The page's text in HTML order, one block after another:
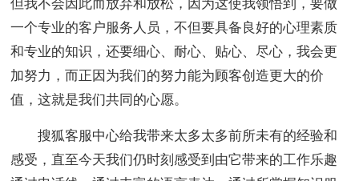
但我不会因此而放弃和放松，因为这使我领悟到，要做
一个专业的客户服务人员，不但要具备良好的心理素质
和专业的知识，还要细心、耐心、贴心、尽心，我会更
加努力，而正因为我们的努力能为顾客创造更大的价
值，这就是我们共同的心愿。
搜狐客服中心给我带来太多太多前所未有的经验和
感受，直至今天我们仍时刻感受到由它带来的工作乐趣